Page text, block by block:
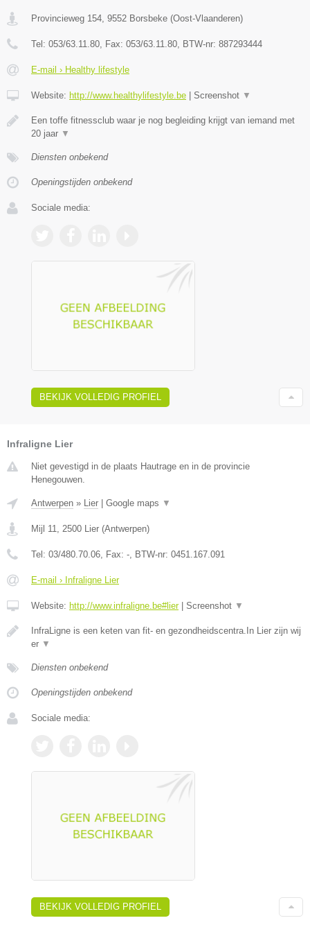
Provincieweg 154 9552 Borsbeke (Oost-Vlaanderen)
Tel: 053/63.11.80 , Fax: 053/63.11.80 , BTW-nr: 887293444
E-mail › Healthy lifestyle
Website: http://www.healthylifestyle.be Screenshot ▼
Een toffe fitnessclub waar je nog begleiding krijgt van iemand met
20 jaar ▼
Diensten onbekend
Openingstijden onbekend
Sociale media:
BEKIJK VOLLEDIG PROFIEL
Infraligne Lier
Niet gevestigd in de plaats Hautrage en in de provincie
Henegouwen.
Antwerpen » Lier | Google maps ▼
Mijl 11 2500 Lier (Antwerpen)
Tel: 03/480.70.06 , Fax: - , BTW-nr: 0451.167.091
E-mail › Infraligne Lier
Website: http://www.infraligne.be#lier| Screenshot ▼
InfraLigne is een keten van fit- en gezondheidscentra.In Lier zijn wij
er ▼
Diensten onbekend
Openingstijden onbekend
Sociale media:
BEKIJK VOLLEDIG PROFIEL